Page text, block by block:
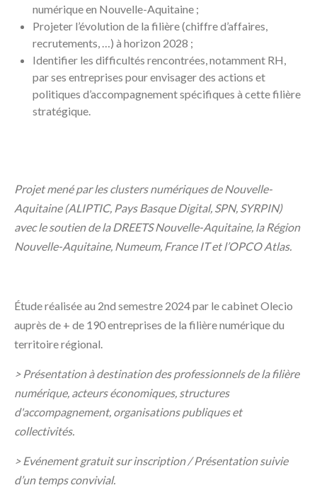
numérique en Nouvelle-Aquitaine ;
Projeter l’évolution de la filière (chiffre d’affaires,
recrutements, …) à horizon 2028 ;
Identifier les difficultés rencontrées, notamment RH,
par ses entreprises pour envisager des actions et
politiques d’accompagnement spécifiques à cette filière
stratégique.
Projet mené par les clusters numériques de Nouvelle-
Aquitaine (ALIPTIC, Pays Basque Digital, SPN, SYRPIN)
avec le soutien de la DREETS Nouvelle-Aquitaine, la Région
Nouvelle-Aquitaine, Numeum, France IT et l’OPCO Atlas.
Étude réalisée au 2nd semestre 2024 par le cabinet Olecio
auprès de + de 190 entreprises de la filière numérique du
territoire régional.
> Présentation à destination des professionnels de la filière
numérique, acteurs économiques, structures
d'accompagnement, organisations publiques et
collectivités.
> Evénement gratuit sur inscription / Présentation suivie
d’un temps convivial.